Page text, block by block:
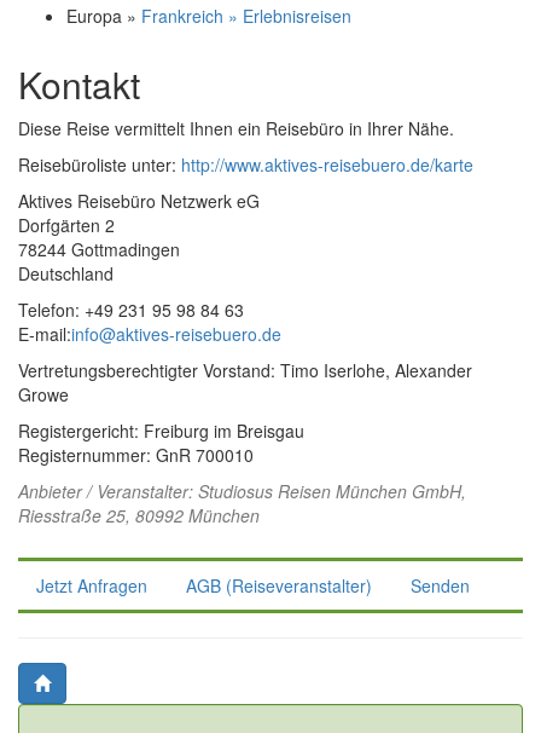
Europa » Frankreich » Erlebnisreisen
Kontakt
Diese Reise vermittelt Ihnen ein Reisebüro in Ihrer Nähe.
Reisebüroliste unter: http://www.aktives-reisebuero.de/karte
Aktives Reisebüro Netzwerk eG
Dorfgärten 2
78244 Gottmadingen
Deutschland
Telefon: +49 231 95 98 84 63
E-mail:info@aktives-reisebuero.de
Vertretungsberechtigter Vorstand: Timo Iserlohe, Alexander
Growe
Registergericht: Freiburg im Breisgau
Registernummer: GnR 700010
Anbieter / Veranstalter: Studiosus Reisen München GmbH,
Riesstraße 25, 80992 München
Jetzt Anfragen AGB (Reiseveranstalter) Senden